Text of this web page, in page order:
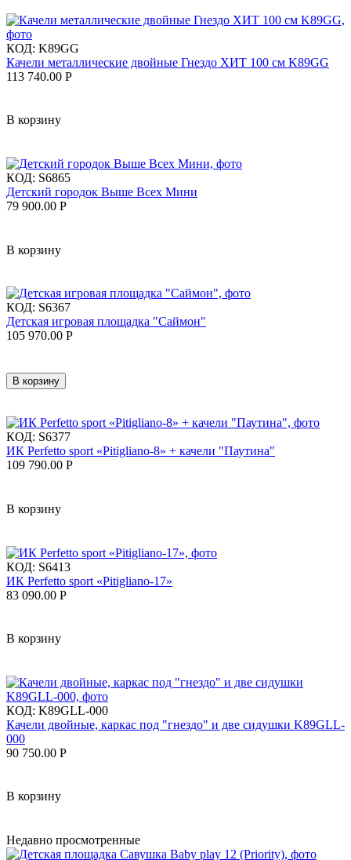
КОД: K89GG
Качели металлические двойные Гнездо ХИТ 100 см K89GG
113 740.00 Р
В корзину
КОД: S6865
Детский городок Выше Всех Мини
79 900.00 Р
В корзину
КОД: S6367
Детская игровая площадка "Саймон"
105 970.00 Р
В корзину
КОД: S6377
ИК Perfetto sport «Pitigliano-8» + качели "Паутина"
109 790.00 Р
В корзину
КОД: S6413
ИК Perfetto sport «Pitigliano-17»
83 090.00 Р
В корзину
КОД: K89GLL-000
Качели двойные, каркас под "гнездо" и две сидушки K89GLL-
000
90 750.00 Р
В корзину
Недавно просмотренные